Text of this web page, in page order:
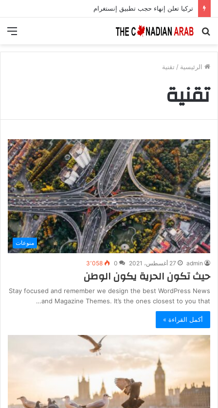
تركيا تعلن إنهاء حجب تطبيق إنستغرام
بحث
الرئيسية / تقنية
تقنية
منوعات
admin 27 أغسطس، 2021 0 3٬058
حيث تكون الحرية يكون الوطن
Stay focused and remember we design the best WordPress News
and Magazine Themes. It’s the ones closest to you that…
أكمل القراءة »